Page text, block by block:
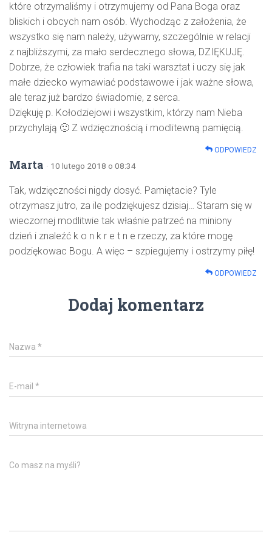
które otrzymaliśmy i otrzymujemy od Pana Boga oraz
bliskich i obcych nam osób. Wychodząc z założenia, że
wszystko się nam należy, używamy, szczególnie w relacji
z najbliższymi, za mało serdecznego słowa, DZIĘKUJĘ.
Dobrze, że człowiek trafia na taki warsztat i uczy się jak
małe dziecko wymawiać podstawowe i jak ważne słowa,
ale teraz już bardzo świadomie, z serca.
Dziękuję p. Kołodziejowi i wszystkim, którzy nam Nieba
przychylają 🙂 Z wdzięcznością i modlitewną pamięcią.
ODPOWIEDZ
Marta · 10 lutego 2018 o 08:34
Tak, wdzięczności nigdy dosyć. Pamiętacie? Tyle
otrzymasz jutro, za ile podziękujesz dzisiaj… Staram się w
wieczornej modlitwie tak właśnie patrzeć na miniony
dzień i znaleźć k o n k r e t n e rzeczy, za które mogę
podziękowac Bogu. A więc – szpiegujemy i ostrzymy piłę!
ODPOWIEDZ
Dodaj komentarz
Nazwa *
E-mail *
Witryna internetowa
Co masz na myśli?